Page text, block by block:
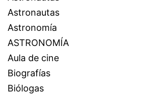
Astronautas
Astronomía
ASTRONOMÍA
Aula de cine
Biografías
Biólogas